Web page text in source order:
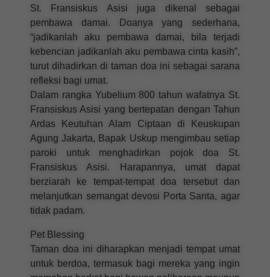
St. Fransiskus Asisi juga dikenal sebagai
pembawa damai. Doanya yang sederhana,
“jadikanlah aku pembawa damai, bila terjadi
kebencian jadikanlah aku pembawa cinta kasih”,
turut dihadirkan di taman doa ini sebagai sarana
refleksi bagi umat.
Dalam rangka Yubelium 800 tahun wafatnya St.
Fransiskus Asisi yang bertepatan dengan Tahun
Ardas Keutuhan Alam Ciptaan di Keuskupan
Agung Jakarta, Bapak Uskup mengimbau setiap
paroki untuk menghadirkan pojok doa St.
Fransiskus Asisi. Harapannya, umat dapat
berziarah ke tempat-tempat doa tersebut dan
melanjutkan semangat devosi Porta Santa, agar
tidak padam.
Pet Blessing
Taman doa ini diharapkan menjadi tempat umat
untuk berdoa, termasuk bagi mereka yang ingin